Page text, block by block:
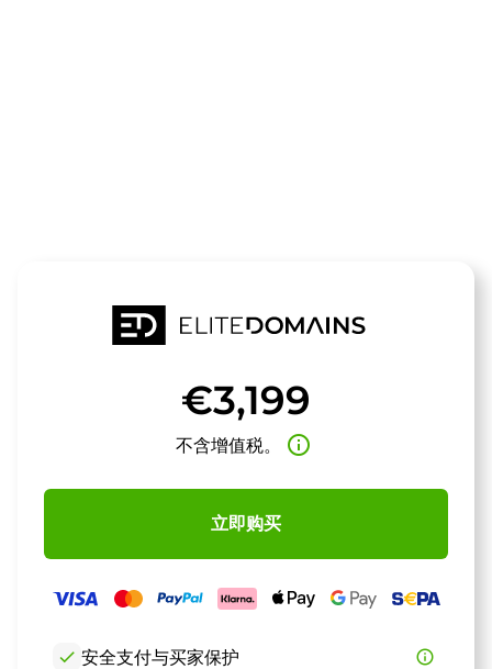
€3,199
不含增值税。 info_outline
立即购买
check 安全支付与买家保护
info_outline